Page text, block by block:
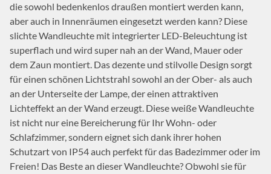
die sowohl bedenkenlos draußen montiert werden kann,
aber auch in Innenräumen eingesetzt werden kann? Diese
slichte Wandleuchte mit integrierter LED-Beleuchtung ist
superflach und wird super nah an der Wand, Mauer oder
dem Zaun montiert. Das dezente und stilvolle Design sorgt
für einen schönen Lichtstrahl sowohl an der Ober- als auch
an der Unterseite der Lampe, der einen attraktiven
Lichteffekt an der Wand erzeugt. Diese weiße Wandleuchte
ist nicht nur eine Bereicherung für Ihr Wohn- oder
Schlafzimmer, sondern eignet sich dank ihrer hohen
Schutzart von IP54 auch perfekt für das Badezimmer oder im
Freien! Das Beste an dieser Wandleuchte? Obwohl sie für